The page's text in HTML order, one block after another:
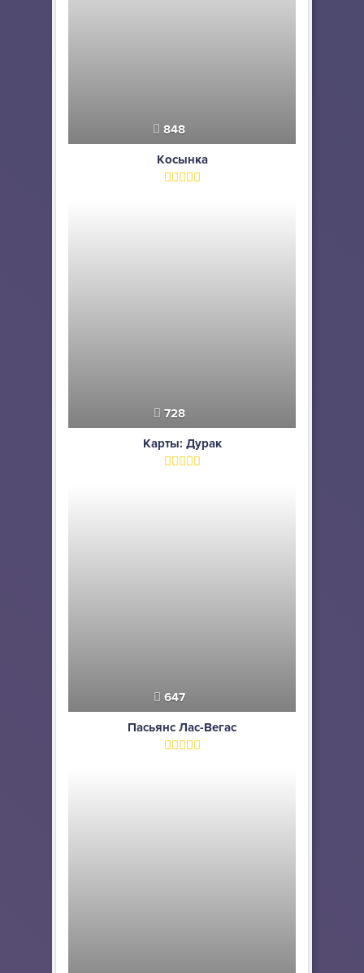
848
Косынка
728
Карты: Дурак
647
Пасьянс Лас-Вегас